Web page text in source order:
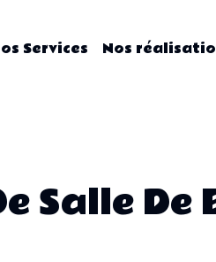
Services Nos
Salle De